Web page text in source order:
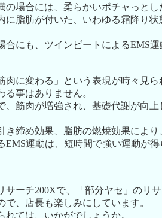
の場合には、柔らかいポチャっと
に脂肪が付いた、いわゆる霜降り
合にも、ツインビートによるEMS
肉に変わる」という表現が時々見
事はありません。
、筋肉が増強され、基礎代謝が向
き締め効果、脂肪の燃焼効果によ
EMS運動は、短時間で強い運動が
サーチ200Xで、「部分ヤセ」のリ
で、店長も楽しみにしています。
れては、いかがでしょうか。